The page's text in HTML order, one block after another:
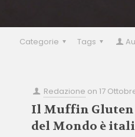
Categorie Tags
Redazione on17
Il Muffin Gluten
del Mondo è